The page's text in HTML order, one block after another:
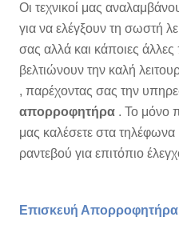
Οι τεχνικοί μας
για να ελέγξουν τη σωστή
σας αλλά και κάποιες
βελτιώνουν την καλή
, παρέχοντας σας την
απορροφητήρα . Το μόνο
μας καλέσετε στα τηλέφωνα
ραντεβού για επιτόπιο
Επισκευή